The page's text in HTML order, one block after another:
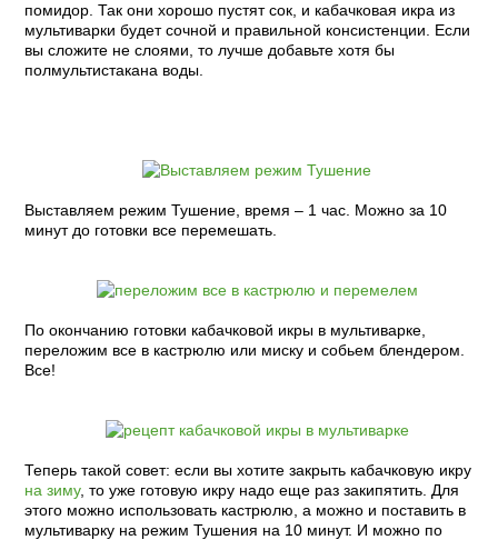
помидор. Так они хорошо пустят сок, и кабачковая икра из
мультиварки будет сочной и правильной консистенции. Если
вы сложите не слоями, то лучше добавьте хотя бы
полмультистакана воды.
Выставляем режим Тушение, время – 1 час. Можно за 10
минут до готовки все перемешать.
По окончанию готовки кабачковой икры в мультиварке,
переложим все в кастрюлю или миску и собьем блендером.
Все!
Теперь такой совет: если вы хотите закрыть кабачковую икру
на зиму, то уже готовую икру надо еще раз закипятить. Для
этого можно использовать кастрюлю, а можно и поставить в
мультиварку на режим Тушения на 10 минут. И можно по